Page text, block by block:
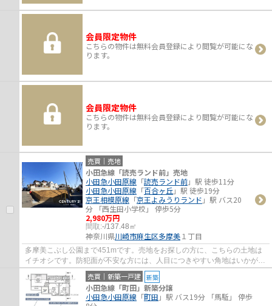
会員限定物件
こちらの物件は無料会員登録により閲覧が可能にな
ります。
会員限定物件
こちらの物件は無料会員登録により閲覧が可能にな
ります。
売買｜売地
小田急線「読売ランド前」売地
小田急小田原線 「読売ランド前」駅 徒歩11分
小田急小田原線 「百合ヶ丘」駅 徒歩19分
京王相模原線 「京王よみうりランド 」駅 バス20
分 「西生田小学校」 停歩5分
2,980万円
間取:-/137.48㎡
神奈川県川崎市麻生区多摩美１丁目
多摩美こぶし公園まで451mです。売地をお探しの方に、こちらの土地は
イチオシです。防犯面が不安な方には、人目につきやすい角地はいかがで
しょうか。土地面積は137.48㎡(公簿)でござ...
売買｜新築一戸建 新築
小田急線「町田」新築分譲
小田急小田原線 「町田 」駅 バス19分 「馬駈」 停歩